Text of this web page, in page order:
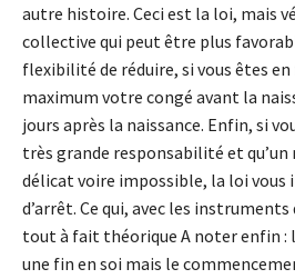
autre histoire. Ceci est la loi, mais
collective qui peut être plus
flexibilité de réduire, si vous êtes
maximum votre congé avant la
jours après la naissance. Enfin, si
très grande responsabilité et qu’un
délicat voire impossible, la loi vous
d’arrêt. Ce qui, avec les
tout à fait théorique A noter enfin :
une fin en soi mais le